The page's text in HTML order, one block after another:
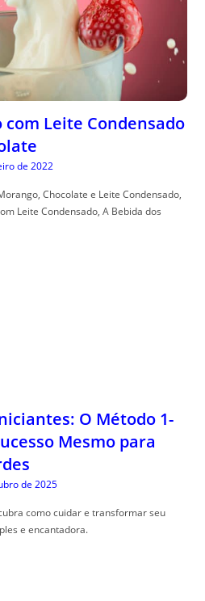
Leite Condensado
de 2022
Chocolate e Leite Condensado,
Leite Condensado, A Bebida dos
O Método 1-
Mesmo para
de 2025
como cuidar e transformar seu
e encantadora.